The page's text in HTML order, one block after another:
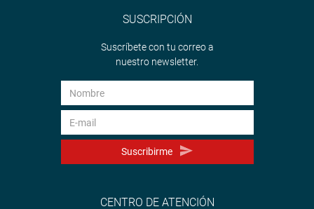
SUSCRIPCIÓN
Suscríbete con tu correo a
nuestro newsletter.
Suscribirme
CENTRO DE ATENCIÓN